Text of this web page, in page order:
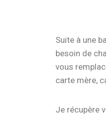
Suite à une
besoin de
vous
carte mère,
Je récupère